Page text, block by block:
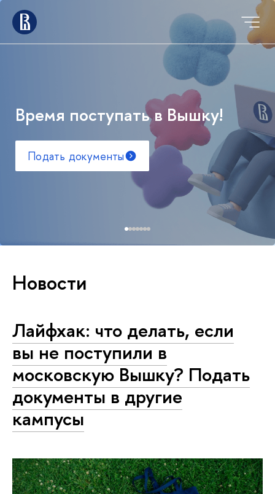
Время поступать в Вышку!
Подать документы
Новости
Лайфхак: что делать, если
вы не поступили в
московскую Вышку? Подать
документы в другие
кампусы